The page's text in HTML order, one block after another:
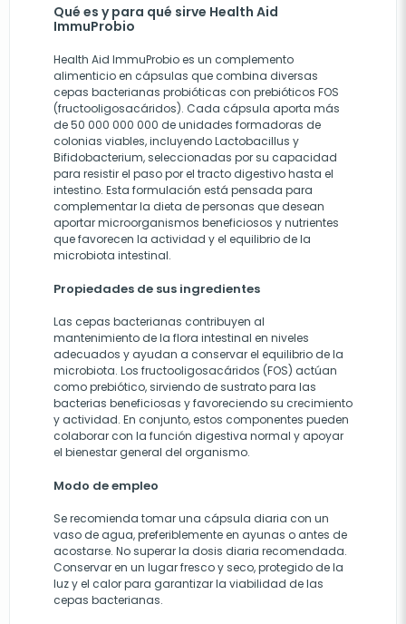
Qué es y para qué sirve Health Aid
ImmuProbio
Health Aid ImmuProbio es un complemento
alimenticio en cápsulas que combina diversas
cepas bacterianas probióticas con prebióticos FOS
(fructooligosacáridos). Cada cápsula aporta más
de 50 000 000 000 de unidades formadoras de
colonias viables, incluyendo Lactobacillus y
Bifidobacterium, seleccionadas por su capacidad
para resistir el paso por el tracto digestivo hasta el
intestino. Esta formulación está pensada para
complementar la dieta de personas que desean
aportar microorganismos beneficiosos y nutrientes
que favorecen la actividad y el equilibrio de la
microbiota intestinal.
Propiedades de sus ingredientes
Las cepas bacterianas contribuyen al
mantenimiento de la flora intestinal en niveles
adecuados y ayudan a conservar el equilibrio de la
microbiota. Los fructooligosacáridos (FOS) actúan
como prebiótico, sirviendo de sustrato para las
bacterias beneficiosas y favoreciendo su crecimiento
y actividad. En conjunto, estos componentes pueden
colaborar con la función digestiva normal y apoyar
el bienestar general del organismo.
Modo de empleo
Se recomienda tomar una cápsula diaria con un
vaso de agua, preferiblemente en ayunas o antes de
acostarse. No superar la dosis diaria recomendada.
Conservar en un lugar fresco y seco, protegido de la
luz y el calor para garantizar la viabilidad de las
cepas bacterianas.